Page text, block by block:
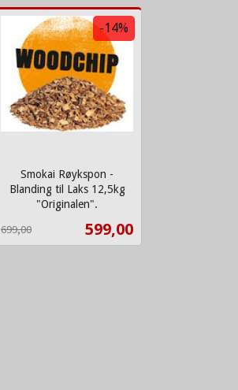
Kjøp
Smokai Røykspon -
Blanding til Laks 12,5kg
"Originalen".
Tilbud
599,00
699,00
-14%
mva.